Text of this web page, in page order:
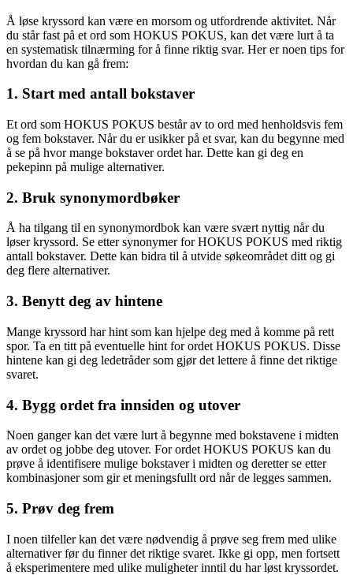
Å løse kryssord kan være en morsom og utfordrende aktivitet. Når
du står fast på et ord som HOKUS POKUS, kan det være lurt å ta
en systematisk tilnærming for å finne riktig svar. Her er noen tips for
hvordan du kan gå frem:
1. Start med antall bokstaver
Et ord som HOKUS POKUS består av to ord med henholdsvis fem
og fem bokstaver. Når du er usikker på et svar, kan du begynne med
å se på hvor mange bokstaver ordet har. Dette kan gi deg en
pekepinn på mulige alternativer.
2. Bruk synonymordbøker
Å ha tilgang til en synonymordbok kan være svært nyttig når du
løser kryssord. Se etter synonymer for HOKUS POKUS med riktig
antall bokstaver. Dette kan bidra til å utvide søkeområdet ditt og gi
deg flere alternativer.
3. Benytt deg av hintene
Mange kryssord har hint som kan hjelpe deg med å komme på rett
spor. Ta en titt på eventuelle hint for ordet HOKUS POKUS. Disse
hintene kan gi deg ledetråder som gjør det lettere å finne det riktige
svaret.
4. Bygg ordet fra innsiden og utover
Noen ganger kan det være lurt å begynne med bokstavene i midten
av ordet og jobbe deg utover. For ordet HOKUS POKUS kan du
prøve å identifisere mulige bokstaver i midten og deretter se etter
kombinasjoner som gir et meningsfullt ord når de legges sammen.
5. Prøv deg frem
I noen tilfeller kan det være nødvendig å prøve seg frem med ulike
alternativer før du finner det riktige svaret. Ikke gi opp, men fortsett
å eksperimentere med ulike muligheter inntil du har løst kryssordet.